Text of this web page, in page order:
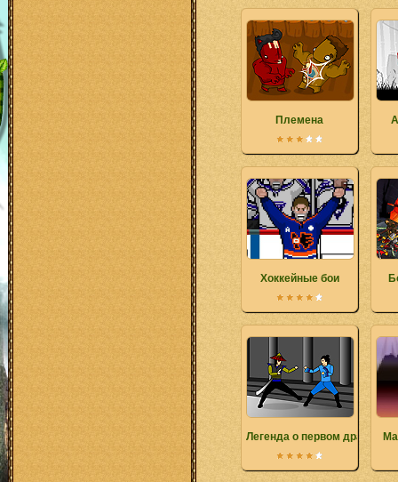
Племена
Хоккейные бои
Легенда о первом драконе